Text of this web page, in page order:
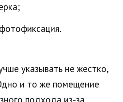
указывать не жестко,
и то же помещение